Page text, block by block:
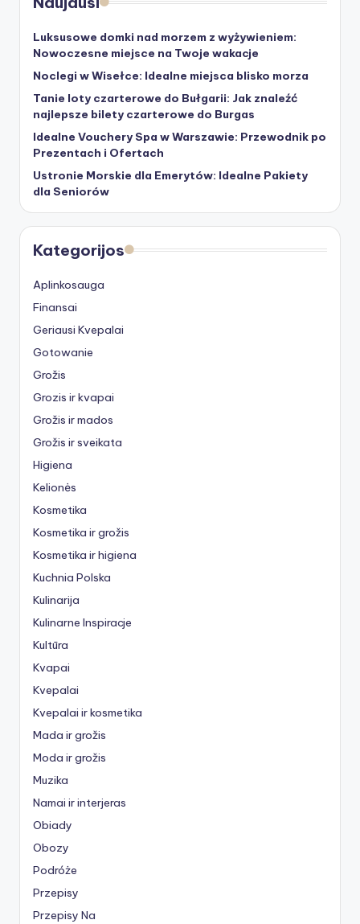
Luksusowe domki nad morzem z wyżywieniem:
Nowoczesne miejsce na Twoje wakacje
Noclegi w Wisełce: Idealne miejsca blisko morza
Tanie loty czarterowe do Bułgarii: Jak znaleźć
najlepsze bilety czarterowe do Burgas
Idealne Vouchery Spa w Warszawie: Przewodnik po
Prezentach i Ofertach
Ustronie Morskie dla Emerytów: Idealne Pakiety
dla Seniorów
Kategorijos
Aplinkosauga
Finansai
Geriausi Kvepalai
Gotowanie
Grožis
Grozis ir kvapai
Grožis ir mados
Grožis ir sveikata
Higiena
Kelionės
Kosmetika
Kosmetika ir grožis
Kosmetika ir higiena
Kuchnia Polska
Kulinarija
Kulinarne Inspiracje
Kultūra
Kvapai
Kvepalai
Kvepalai ir kosmetika
Mada ir grožis
Moda ir grožis
Muzika
Namai ir interjeras
Obiady
Obozy
Podróże
Przepisy
Przepisy Na